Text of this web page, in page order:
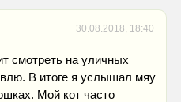
30.08.2018, 18:40
смотреть на уличных
В итоге я услышал мяу
Мой кот часто